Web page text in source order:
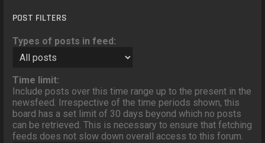
POST FILTERS
Types of posts in feed:
Time limit:
Include posts over this time range up to the present in the
newsfeed. Irrespective of the time periods shown, this
board has a set limit of 30 days beyond which no posts
can be retrieved. This is necessary to ensure that fetching
feeds does not slow down overall access to this forum.